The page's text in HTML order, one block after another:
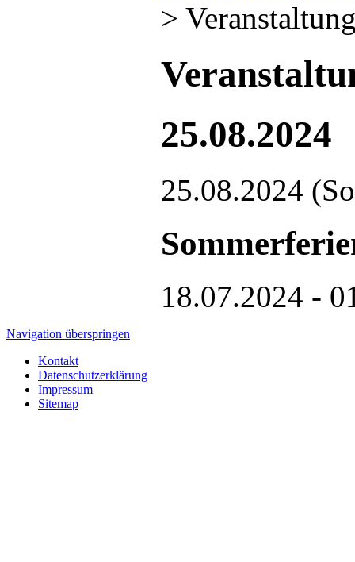
>
25.08.2024
25.08.2024
18.07.2024 -
Navigation überspringen
Kontakt
Datenschutzerklärung
Impressum
Sitemap